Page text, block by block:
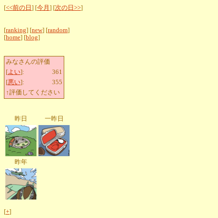
[<<前の日 ] [今月 ] [次の日>>]
[ranking] [new] [random]
[home] [blog]
みなさんの評価
[よい]:
361
[悪い]:
355
↑評価してください
昨日 一昨日
昨年
[+]